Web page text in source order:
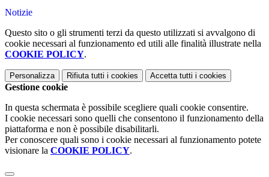
Notizie
Questo sito o gli strumenti terzi da questo utilizzati si avvalgono di
cookie necessari al funzionamento ed utili alle finalità illustrate nella
COOKIE POLICY.
Personalizza Rifiuta tutti i cookies Accetta tutti i cookies
Gestione cookie
In questa schermata è possibile scegliere quali cookie consentire.
I cookie necessari sono quelli che consentono il funzionamento della
piattaforma e non è possibile disabilitarli.
Per conoscere quali sono i cookie necessari al funzionamento potete
visionare la COOKIE POLICY.